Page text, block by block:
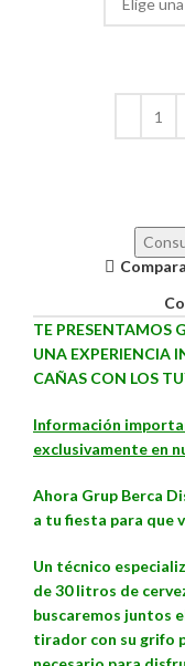
TE PRESENTAMOS
UNA EXPERIENCIA
CAÑAS CON LOS
Información
exclusivamente en
Ahora Grup Berca
a tu fiesta para que
Un técnico
de 30 litros de
buscaremos juntos
tirador con su grifo